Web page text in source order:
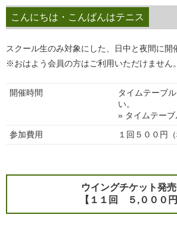
こんにちは・こんばんはテニス
スクール生のみ対象にした、日中と夜間に開
※おはよう会員の方はご利用いただけません。
開催時間
タイムテーブ
い。
» タイムテーブ
参加費用
１回５００円（
ウイングチケット発
【１１回 ５,０００円